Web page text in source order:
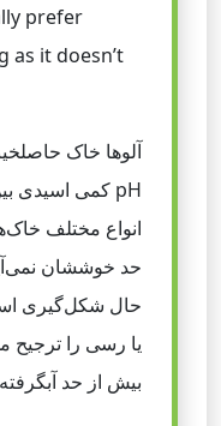
prefer
as it doesn’t
آلوها خاک
انواع مختلف
حد خوششان
حال شکل‌گیری
یا رسی را
بیش از حد